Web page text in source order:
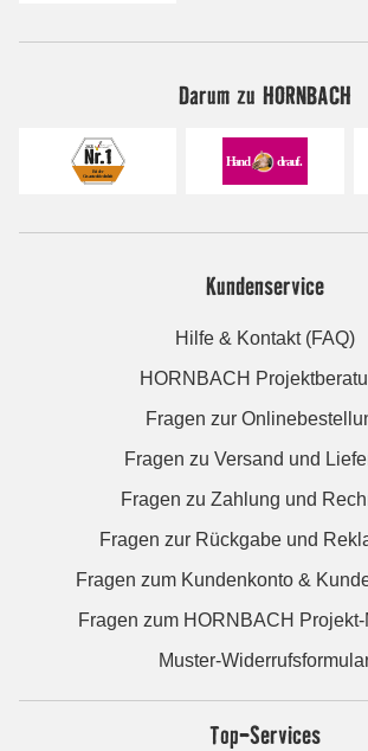
Darum zu HORNBACH
Kundenservice
Hilfe & Kontakt (FAQ)
HORNBACH
Fragen zur
Fragen zu Versand und
Fragen zu Zahlung und
Fragen zur Rückgabe und
Fragen zum Kundenkonto &
Fragen zum HORNBACH
Muster-
Top-Services